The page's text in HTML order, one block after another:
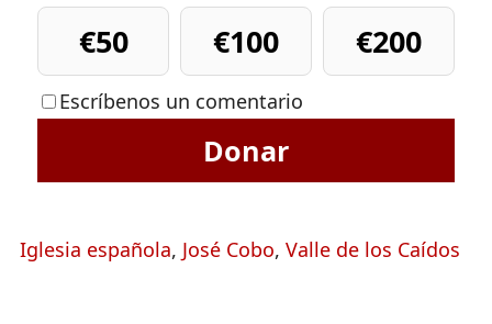
€50
€100 €200
Escríbenos un comentario
Donar
Iglesia española, José Cobo, Valle de los Caídos